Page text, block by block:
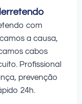
com
a causa,
cabos
Profissional
prevenção
24h.